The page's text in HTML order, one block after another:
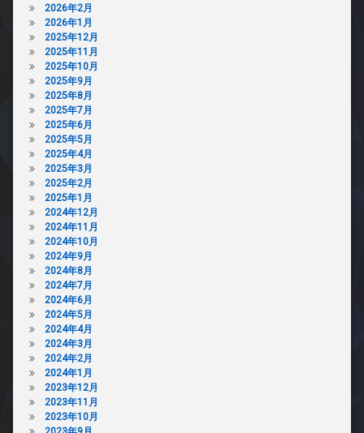
2026年2月
2026年1月
2025年12月
2025年11月
2025年10月
2025年9月
2025年8月
2025年7月
2025年6月
2025年5月
2025年4月
2025年3月
2025年2月
2025年1月
2024年12月
2024年11月
2024年10月
2024年9月
2024年8月
2024年7月
2024年6月
2024年5月
2024年4月
2024年3月
2024年2月
2024年1月
2023年12月
2023年11月
2023年10月